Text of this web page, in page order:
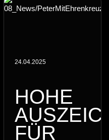
HOHE
FÜR
24.04.2025